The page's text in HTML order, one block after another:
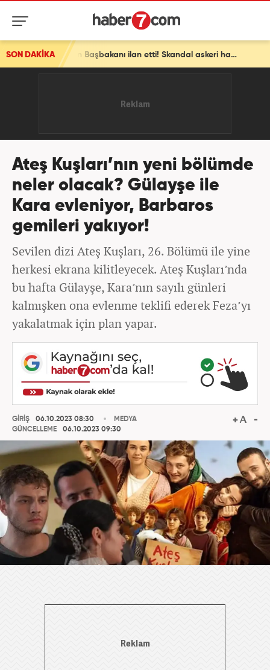
SON DAKİKA Avrupa ülkesinden bomba İsrail kararı! Ülkenin Başbakanı ilan etti! Skandal askeri hamle
Ateş Kuşları’nın yeni bölümde
neler olacak? Gülayşe ile
Kara evleniyor, Barbaros
gemileri yakıyor!
Sevilen dizi Ateş Kuşları, 26. Bölümü ile yine
herkesi ekrana kilitleyecek. Ateş Kuşları’nda
bu hafta Gülayşe, Kara’nın sayılı günleri
kalmışken ona evlenme teklifi ederek Feza’yı
yakalatmak için plan yapar.
GİRİŞ
06.10.2023 08:30
GÜNCELLEME
06.10.2023 09:30
MEDYA